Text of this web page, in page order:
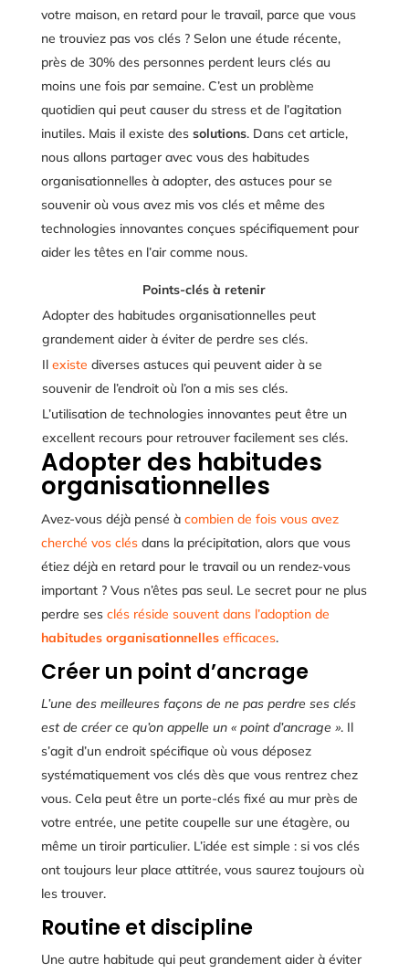
votre maison, en retard pour le travail, parce que vous
ne trouviez pas vos clés ? Selon une étude récente,
près de 30% des personnes perdent leurs clés au
moins une fois par semaine. C’est un problème
quotidien qui peut causer du stress et de l’agitation
inutiles. Mais il existe des solutions. Dans cet article,
nous allons partager avec vous des habitudes
organisationnelles à adopter, des astuces pour se
souvenir où vous avez mis vos clés et même des
technologies innovantes conçues spécifiquement pour
aider les têtes en l’air comme nous.
Points-clés à retenir
Adopter des habitudes organisationnelles peut
grandement aider à éviter de perdre ses clés.
Il existe diverses astuces qui peuvent aider à se
souvenir de l’endroit où l’on a mis ses clés.
L’utilisation de technologies innovantes peut être un
excellent recours pour retrouver facilement ses clés.
Adopter des habitudes
organisationnelles
Avez-vous déjà pensé à combien de fois vous avez
cherché vos clésdans la précipitation, alors que vous
étiez déjà en retard pour le travail ou un rendez-vous
important ? Vous n’êtes pas seul. Le secret pour ne plus
perdre ses clés réside souvent dans l’adoption de
habitudes organisationnellesefficaces.
Créer un point d’ancrage
L’une des meilleures façons de ne pas perdre ses clés
est de créer ce qu’on appelle un « point d’ancrage ». Il
s’agit d’un endroit spécifique où vous déposez
systématiquement vos clés dès que vous rentrez chez
vous. Cela peut être un porte-clés fixé au mur près de
votre entrée, une petite coupelle sur une étagère, ou
même un tiroir particulier. L’idée est simple : si vos clés
ont toujours leur place attitrée, vous saurez toujours où
les trouver.
Routine et discipline
Une autre habitude qui peut grandement aider à éviter